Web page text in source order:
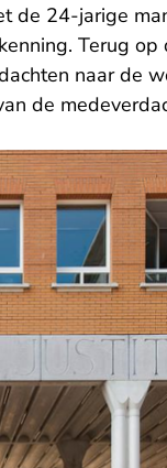
de 24-jarige
Terug
naar de
de